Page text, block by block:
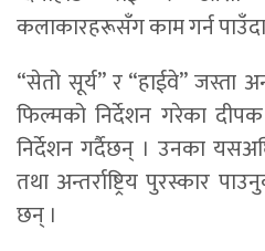
कलाकारहरूसँग काम गर्न
“सेतो सूर्य” र “हाईवे” जस्ता
फिल्मको निर्देशन गरेका दीपक
निर्देशन गर्दैछन् । उनका
तथा अन्तर्राष्ट्रिय पुरस्कार
छन् ।